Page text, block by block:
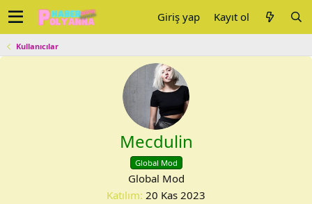
Giriş yap Kayıt ol
Kullanıcılar
Mecdulin
Global Mod
Global Mod
Katılım 20 Kas 2023